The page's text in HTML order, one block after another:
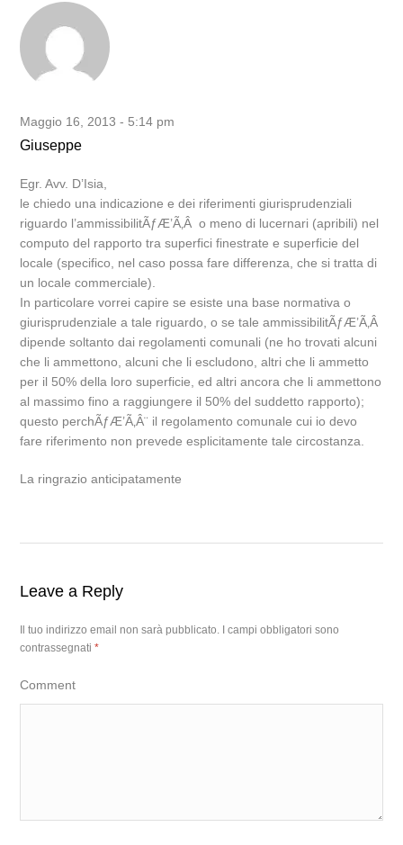
Maggio 16, 2013 - 5:14 pm
Giuseppe
Egr. Avv. D’Isia,
le chiedo una indicazione e dei riferimenti giurisprudenziali
riguardo l’ammissibilitÃƒÆ’Ã‚Â o meno di lucernari (apribili) nel
computo del rapporto tra superfici finestrate e superficie del
locale (specifico, nel caso possa fare differenza, che si tratta di
un locale commerciale).
In particolare vorrei capire se esiste una base normativa o
giurisprudenziale a tale riguardo, o se tale ammissibilitÃƒÆ’Ã‚Â
dipende soltanto dai regolamenti comunali (ne ho trovati alcuni
che li ammettono, alcuni che li escludono, altri che li ammetto
per il 50% della loro superficie, ed altri ancora che li ammettono
al massimo fino a raggiungere il 50% del suddetto rapporto);
questo perchÃƒÆ’Ã‚Â¨ il regolamento comunale cui io devo
fare riferimento non prevede esplicitamente tale circostanza.
La ringrazio anticipatamente
Leave a Reply
Il tuo indirizzo email non sarà pubblicato. I campi obbligatori sono
contrassegnati*
Comment